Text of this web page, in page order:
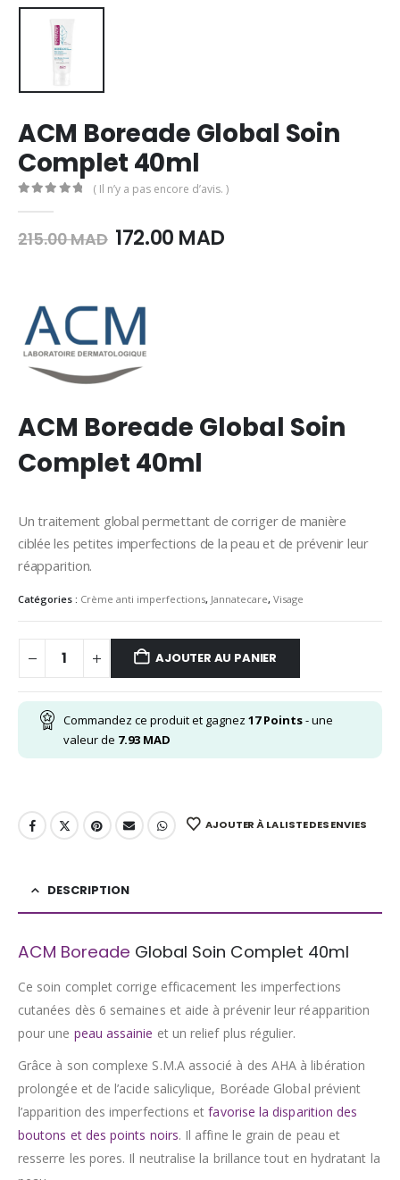
ACM Boreade Global Soin
Complet 40ml
( Il n’y a pas encore d’avis. )
215.00MAD Le
215.00
MAD.
172.00 MADLe
ACM Boreade Global Soin
Complet 40ml
Un traitement global permettant de corriger de manière
ciblée les petites imperfections de la peau et de prévenir leur
réapparition.
Catégories : Crème anti imperfections, Jannatecare, Visage
AJOUTER AU PANIER
Commandez ce produit et gagnez 17Points- une
valeur de 7.93 MAD
AJOUTER À LA LISTE DES ENVIES
DESCRIPTION
ACM Boreade Global Soin Complet 40ml
Ce soin complet corrige efficacement les imperfections
cutanées dès 6 semaines et aide à prévenir leur réapparition
pour une peau assainie et un relief plus régulier.
Grâce à son complexe S.M.A associé à des AHA à libération
prolongée et de l’acide salicylique, Boréade Global prévient
l’apparition des imperfections etfavorise la disparition des
boutons et des points noirs. Il affine le grain de peau et
resserre les pores. Il neutralise la brillance tout en hydratant la